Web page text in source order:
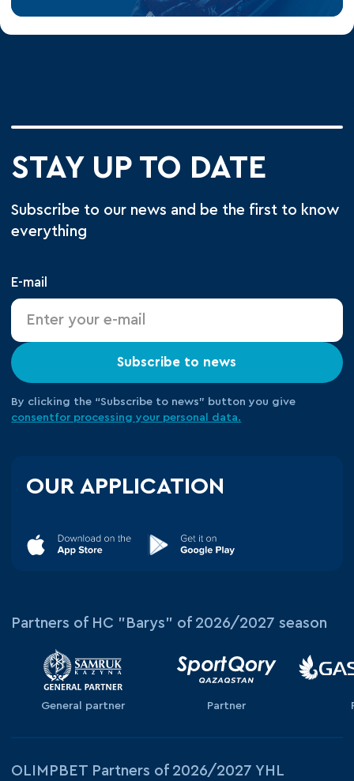
STAY UP TO DATE
Subscribe to our news and be the first to know
everything
E-mail
Subscribe to news
By clicking the “Subscribe to news” button you give
consentfor processing your personal data.
OUR APPLICATION
Partners of HC "Barys" of 2026/2027 season
General partner Partner
OLIMPBET Partners of 2026/2027 YHL